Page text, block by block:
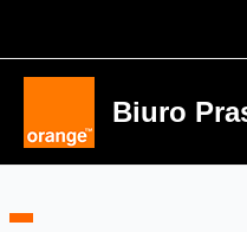
Biuro